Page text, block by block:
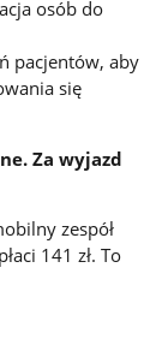
osób do
pacjentów, aby
się
Za wyjazd
zespół
141 zł. To